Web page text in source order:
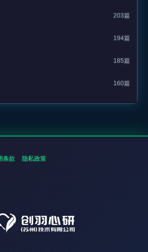
203篇
194篇
185篇
160篇
条款 隐私政策